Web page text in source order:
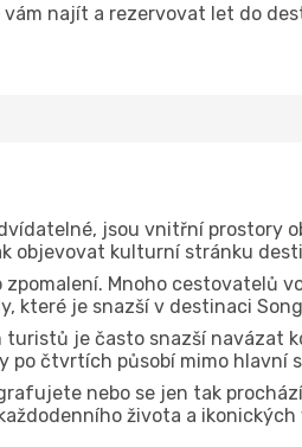
najít a rezervovat let do
jsou vnitřní prostory
objevovat kulturní stránku
Mnoho cestovatelů
které je snazší v destinaci
turistů je často snazší navázat
po čtvrtích působí mimo hlavní
nebo se jen tak
života a